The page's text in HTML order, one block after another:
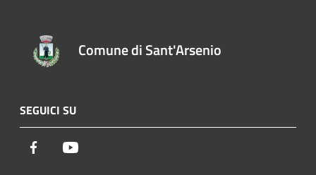
Comune di Sant'Arsenio
SEGUICI SU
Facebook